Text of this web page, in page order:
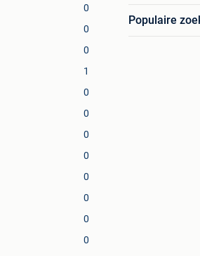
0
0
0
1
0
0
0
0
0
0
0
0
Populaire